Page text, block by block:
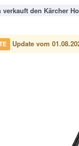
verkauft den Kärcher
Update vom